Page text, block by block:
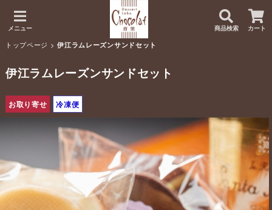
メニュー 商品検索 カート
トップページ >伊江ラムレーズンサンドセット
伊江ラムレーズンサンドセット
お取り寄せ 冷凍便